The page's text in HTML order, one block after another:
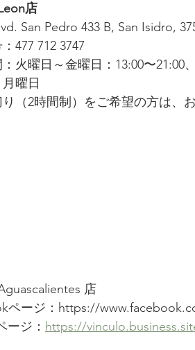
店
San Pedro 433 B, San Isidro,
477 712 3747
火曜日～金曜日：13:00〜21:00
曜日
（2時間制）をご希望の方は、
店
ページ：https://
ージ： https://